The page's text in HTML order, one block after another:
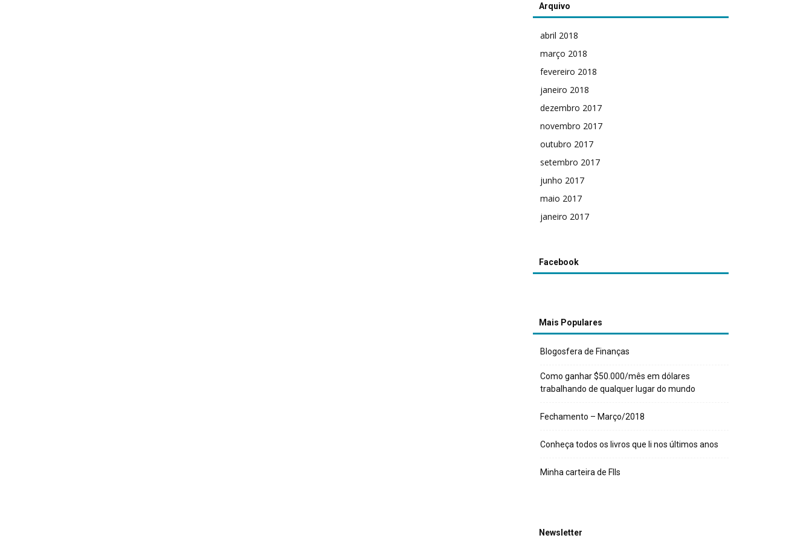
Arquivo
abril 2018
março 2018
fevereiro 2018
janeiro 2018
dezembro 2017
novembro 2017
outubro 2017
setembro 2017
junho 2017
maio 2017
janeiro 2017
Facebook
Mais Populares
Blogosfera de Finanças
Como ganhar $50.000/mês em dólares
trabalhando de qualquer lugar do mundo
Fechamento – Março/2018
Conheça todos os livros que li nos últimos anos
Minha carteira de FIIs
Newsletter